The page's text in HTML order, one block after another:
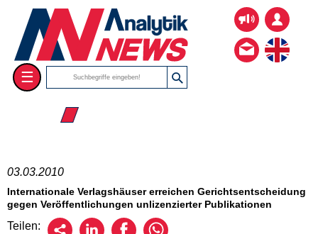
☰
☰ 2010
03.03.2010
Internationale Verlagshäuser erreichen Gerichtsentscheidung
gegen Veröffentlichungen unlizenzierter Publikationen
Teilen: